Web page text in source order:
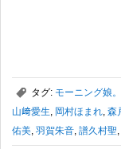
, タグ: モーニング娘。
山﨑愛生, 岡村ほまれ, 森
佑美, 羽賀朱音, 譜久村聖,